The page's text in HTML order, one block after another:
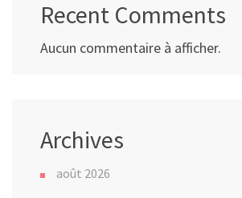
Recent Comments
Aucun commentaire à afficher.
Archives
août 2026